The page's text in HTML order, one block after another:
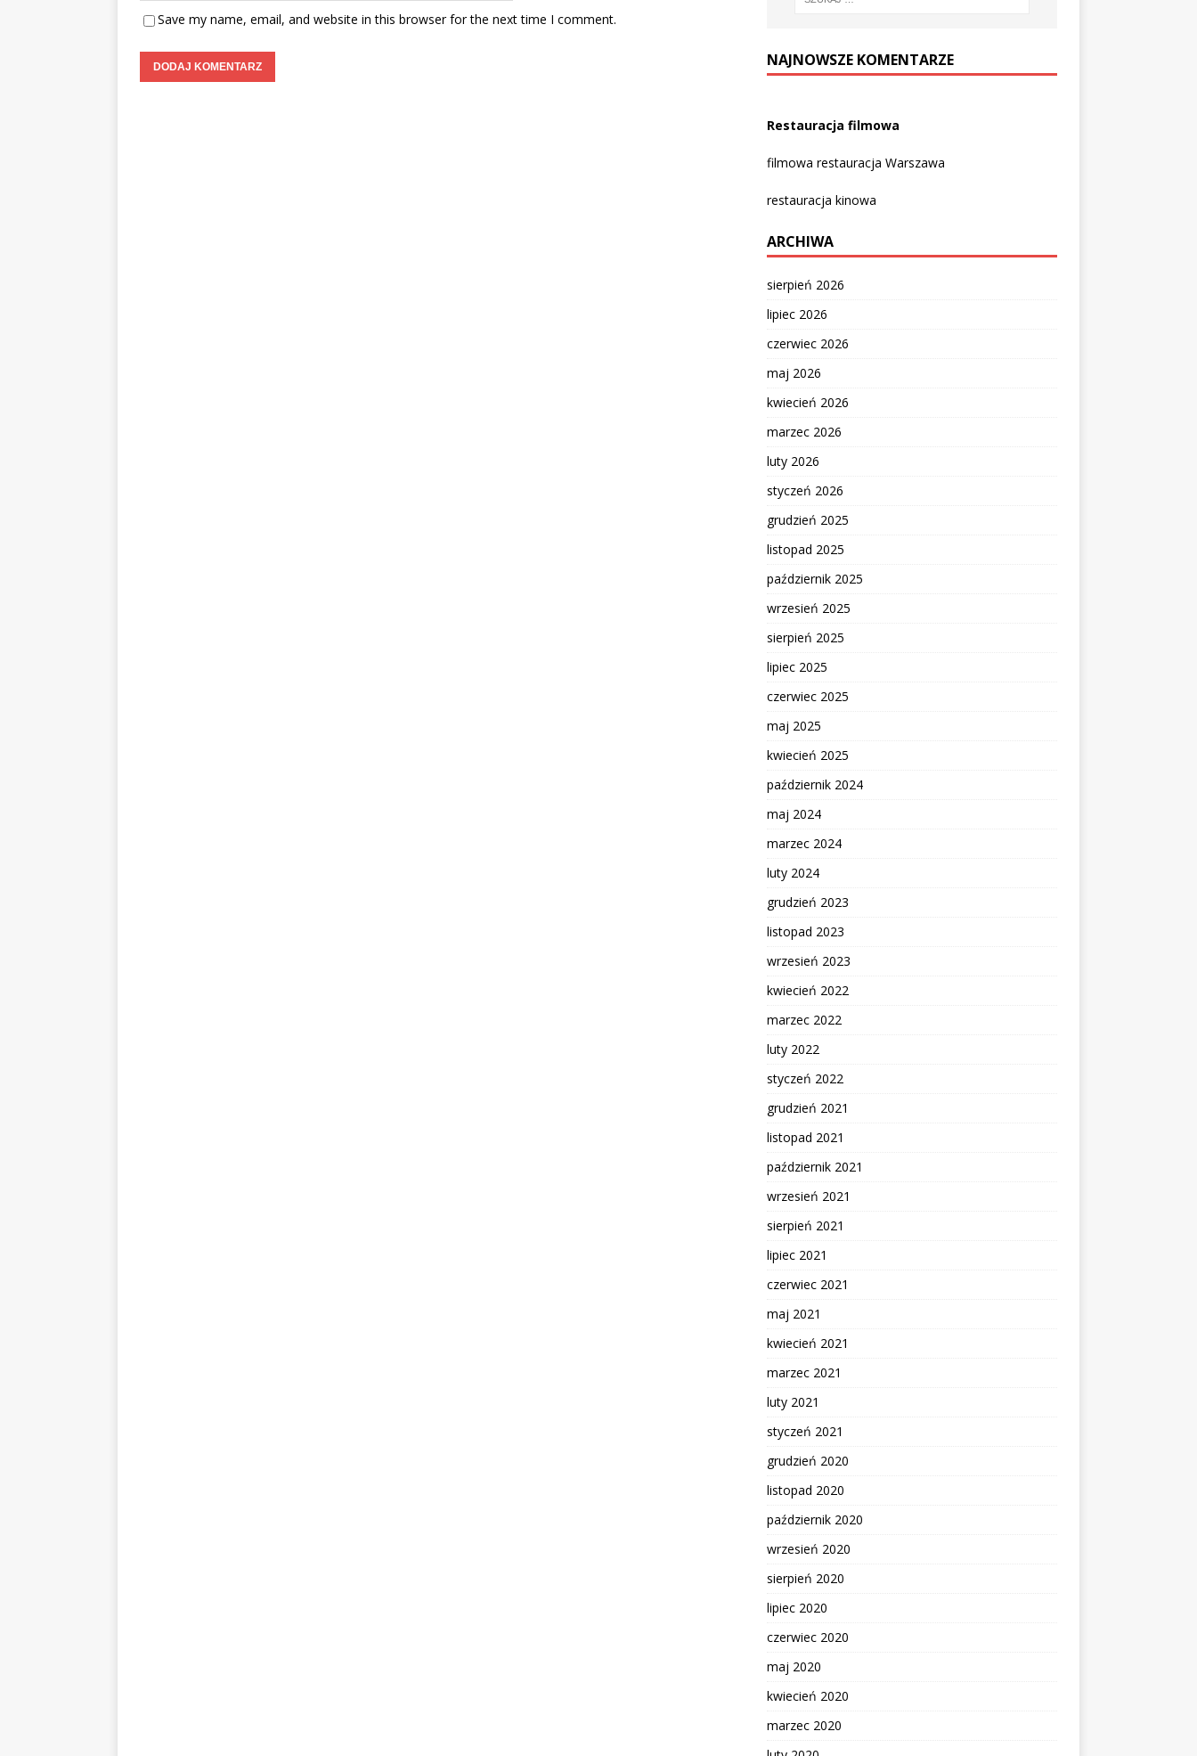
Save my name, email, and website in this browser for the next time I comment.
NAJNOWSZE KOMENTARZE
Restauracja filmowa
filmowa restauracja Warszawa
restauracja kinowa
ARCHIWA
sierpień 2026
lipiec 2026
czerwiec 2026
maj 2026
kwiecień 2026
marzec 2026
luty 2026
styczeń 2026
grudzień 2025
listopad 2025
październik 2025
wrzesień 2025
sierpień 2025
lipiec 2025
czerwiec 2025
maj 2025
kwiecień 2025
październik 2024
maj 2024
marzec 2024
luty 2024
grudzień 2023
listopad 2023
wrzesień 2023
kwiecień 2022
marzec 2022
luty 2022
styczeń 2022
grudzień 2021
listopad 2021
październik 2021
wrzesień 2021
sierpień 2021
lipiec 2021
czerwiec 2021
maj 2021
kwiecień 2021
marzec 2021
luty 2021
styczeń 2021
grudzień 2020
listopad 2020
październik 2020
wrzesień 2020
sierpień 2020
lipiec 2020
czerwiec 2020
maj 2020
kwiecień 2020
marzec 2020